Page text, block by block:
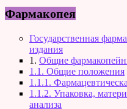
Фармакопея
Государственная
издания
1. Общие
1.1. Общие положения
1.1.1.
1.1.2. Упаковка,
анализа